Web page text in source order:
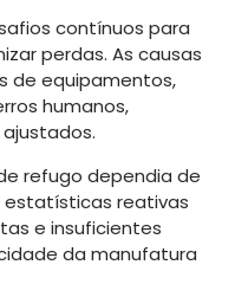
contínuos para
perdas. As causas
de equipamentos,
humanos,
refugo dependia de
estatísticas reativas
e insuficientes
da manufatura